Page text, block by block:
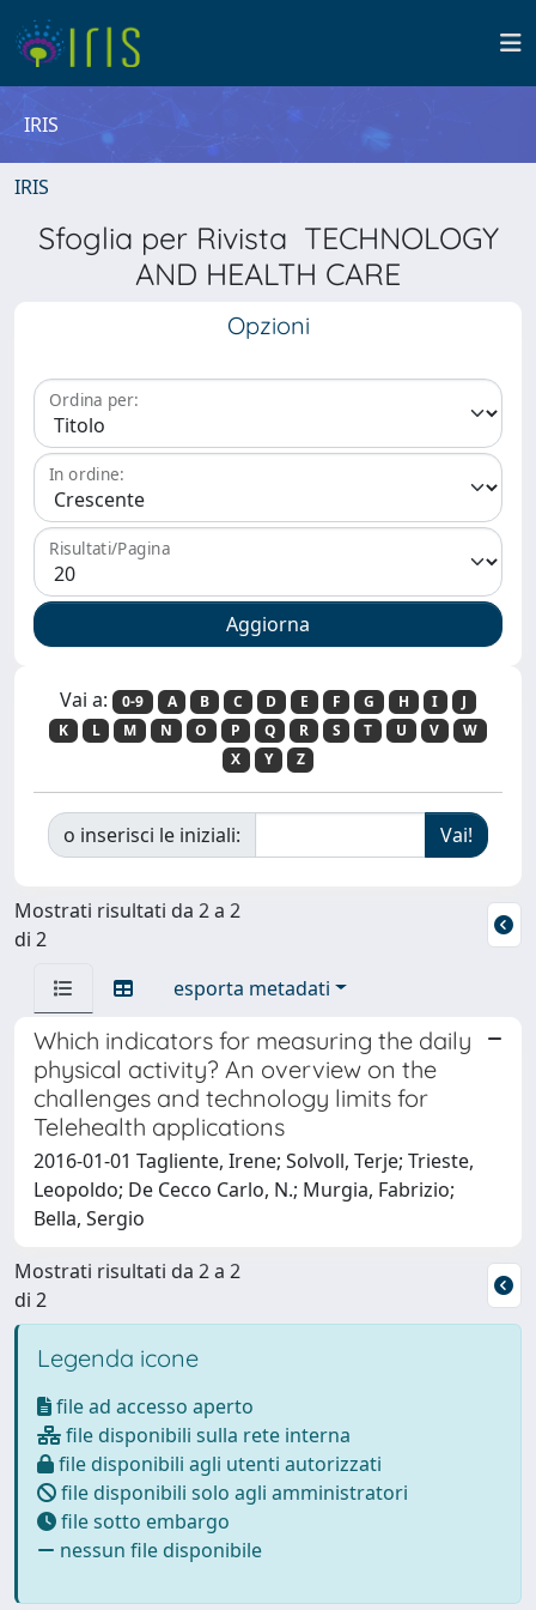
IRIS
IRIS
Sfoglia per Rivista TECHNOLOGY
AND HEALTH CARE
Opzioni
Ordina per:
In ordine:
Risultati/Pagina
Vai a: 0-9 A B C D E F G H I
J
K
L M N O P Q R S T U V
W
X
Y Z
o inserisci le iniziali:
Mostrati risultati da 2 a 2
di 2
esporta metadati
Which indicators for measuring the daily
physical activity? An overview on the
challenges and technology limits for
Telehealth applications
2016-01-01 Tagliente, Irene; Solvoll, Terje; Trieste,
Leopoldo; De Cecco Carlo, N.; Murgia, Fabrizio;
Bella, Sergio
Mostrati risultati da 2 a 2
di 2
Legenda icone
file ad accesso aperto
file disponibili sulla rete interna
file disponibili agli utenti autorizzati
file disponibili solo agli amministratori
file sotto embargo
nessun file disponibile